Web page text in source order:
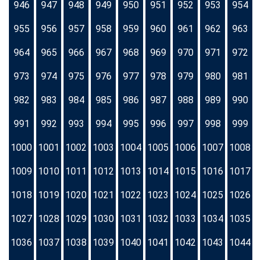
946 947 948 949 950 951 952 953 954
955 956 957 958 959 960 961 962 963
964 965 966 967 968 969 970 971 972
973 974 975 976 977 978 979 980 981
982 983 984 985 986 987 988 989 990
991 992 993 994 995 996 997 998 999
1000 1001 1002 1003 1004 1005 1006 1007 1008
1009 1010 1011 1012 1013 1014 1015 1016 1017
1018 1019 1020 1021 1022 1023 1024 1025 1026
1027 1028 1029 1030 1031 1032 1033 1034 1035
1036 1037 1038 1039 1040 1041 1042 1043 1044